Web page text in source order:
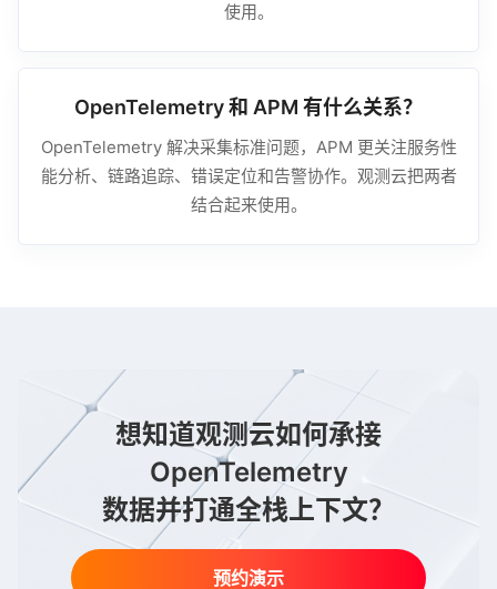
使用。
OpenTelemetry 和 APM 有什么关系？
OpenTelemetry 解决采集标准问题，APM 更关注服务性
能分析、链路追踪、错误定位和告警协作。观测云把两者
结合起来使用。
想知道观测云如何承接
OpenTelemetry
数据并打通全栈上下文？
预约演示